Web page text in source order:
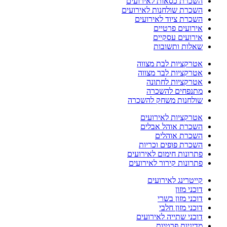
השכרת שולחנות לאירועים
השכרת ציוד לאירועים
אירועים פרטיים
אירועים עסקיים
שאלות ותשובות
אטרקציות לבת מצווה
אטרקציות לבר מצווה
אטרקציות לחתונה
מתנפחים להשכרה
שולחנות משחק להשכרה
אטרקציות לאירועים
השכרת אוהל אבלים
השכרת אוהלים
השכרת פופים וכריות
פתרונות חימום לאירועים
פתרונות קירור לאירועים
קייטרינג לאירועים
דוכני מזון
דוכני מזון בשרי
דוכני מזון חלבי
דוכני שתייה לאירועים